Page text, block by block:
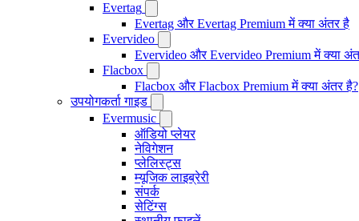
Evertag
Evertag और Evertag Premium में क्या अंतर है
Evervideo
Evervideo और Evervideo Premium में क्या
Flacbox
Flacbox और Flacbox Premium में क्या अंतर है?
उपयोगकर्ता गाइड
Evermusic
ऑडियो प्लेयर
नेविगेशन
प्लेलिस्ट्स
म्यूजिक लाइब्रेरी
संपर्क
सेटिंग्स